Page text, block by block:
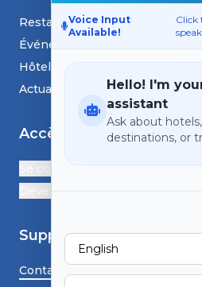
Voice Input
Available!
Click
Hello! I'm
assistant
Ask about
destinations, or
Restaurants
Événements
Hôtels
Actualités et blogs
Accès
Se connecter
Support
Contactez-nous